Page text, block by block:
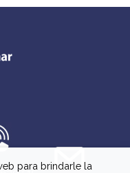
para brindarle la